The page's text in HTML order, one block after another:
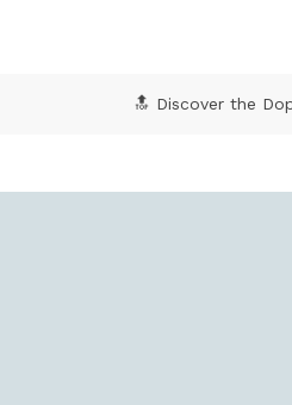
🔝 Discover the